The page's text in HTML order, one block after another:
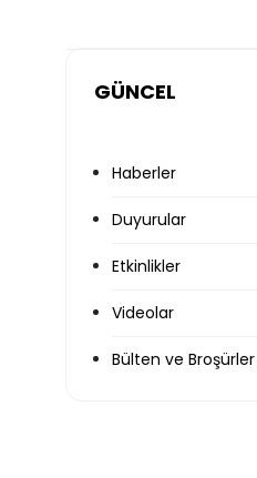
GÜNCEL
Haberler
Duyurular
Etkinlikler
Videolar
Bülten ve Broşürler